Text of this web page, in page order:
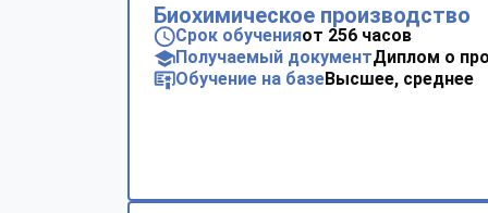
Биохимическое производство
Срок обученияот 256 часов
Получаемый документДиплом о
Обучение на базеВысшее, среднее